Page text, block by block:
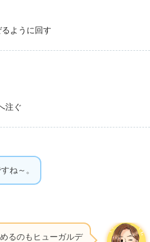
ように回す
注ぐ
ね～。
るのもヒューガルデ